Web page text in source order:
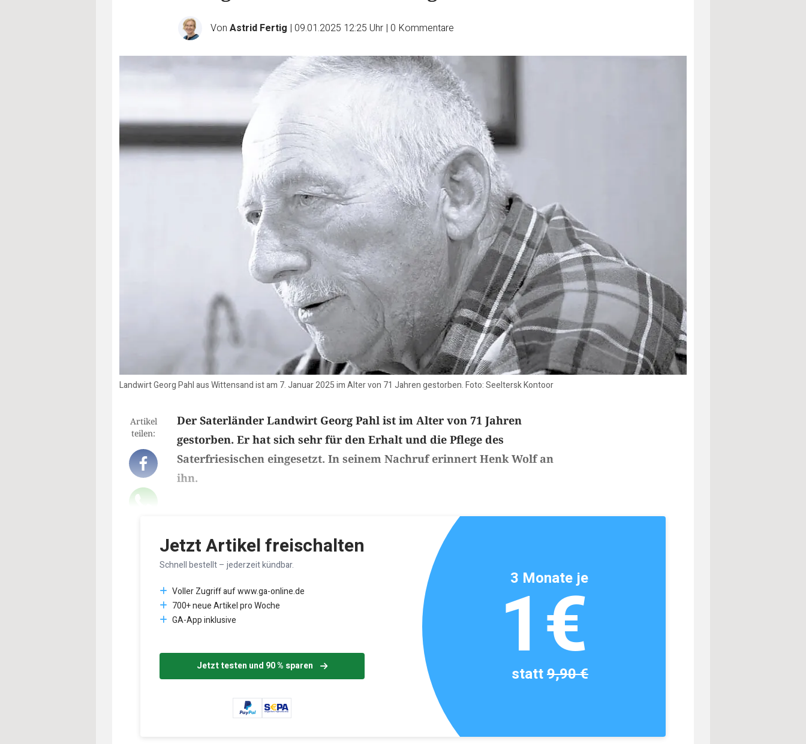
Von Astrid Fertig | 09.01.2025 12:25 Uhr | 0 Kommentare
Landwirt Georg Pahl aus Wittensand ist am 7. Januar 2025 im Alter von 71 Jahren gestorben. Foto: Seeltersk Kontoor
Artikel
teilen:
Der Saterländer Landwirt Georg Pahl ist im Alter von 71 Jahren
gestorben. Er hat sich sehr für den Erhalt und die Pflege des
Saterfriesischen eingesetzt. In seinem Nachruf erinnert Henk Wolf an
ihn.
Jetzt Artikel freischalten
Schnell bestellt – jederzeit kündbar.
Voller Zugriff auf www.ga-online.de
700+ neue Artikel pro Woche
GA-App inklusive
Jetzt testen und 90 % sparen
3 Monate je
1€
statt9,90 €